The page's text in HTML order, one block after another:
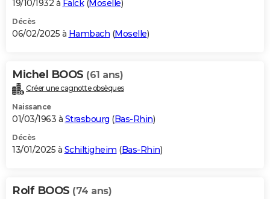
19/10/1932 à Falck(Moselle)
Décès
06/02/2025 à Hambach (Moselle)
Michel BOOS (61 ans)
Créer une cagnotte obsèques
Naissance
01/03/1963 à Strasbourg (Bas-Rhin)
Décès
13/01/2025 à Schiltigheim (Bas-Rhin)
Rolf BOOS (74 ans)